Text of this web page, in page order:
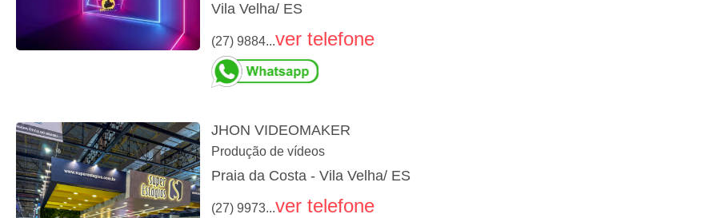
Vila Velha/ ES
(27) 9884...ver telefone
JHON VIDEOMAKER
Produção de vídeos
Praia da Costa - Vila Velha/ ES
(27) 9973...ver telefone